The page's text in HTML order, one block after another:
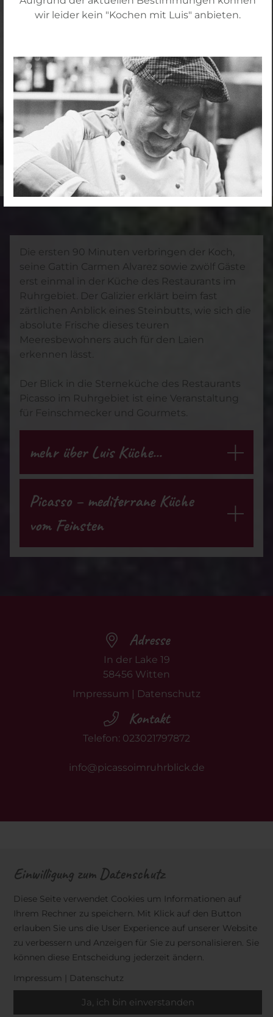
wir leider kein "Kochen mit Luis" anbieten.
Die ersten 90 Minuten verbringen der Koch,
seine Gattin Carmen Alvarez sowie zwölf Gäste
erst einmal in der Küche des Restaurants im
Ruhrgebiet. Der Galizier erklärt beim fast
zärtlichen Anblick eines Steinbutts, wie sich die
absolute Frische dieses teuren
Meeresbewohners auch für den Laien
erkennen lässt.
Der Blick in die Sterneküche des Restaurants
Picasso im Ruhrgebiet ist eine Veranstaltung
für Feinschmecker und Gourmets.
mehr über Luis Küche...
Picasso – mediterrane Küche
vom Feinsten
Adresse
In der Lake 19
58456 Witten
Impressum
Datenschutz
Kontakt
Telefon: 023021797872
info@picassoimruhrblick.de
Einwilligung zum Datenschutz
Diese Seite verwendet Cookies um Informationen auf
Ihrem Rechner zu speichern. Mit Klick auf den Button
erlauben Sie uns die User Experience auf unserer Website
zu verbessern und Anzeigen für Sie zu personalisieren. Sie
können diese Entscheidung jederzeit ändern.
Impressum
Datenschutz
Ja, ich bin einverstanden